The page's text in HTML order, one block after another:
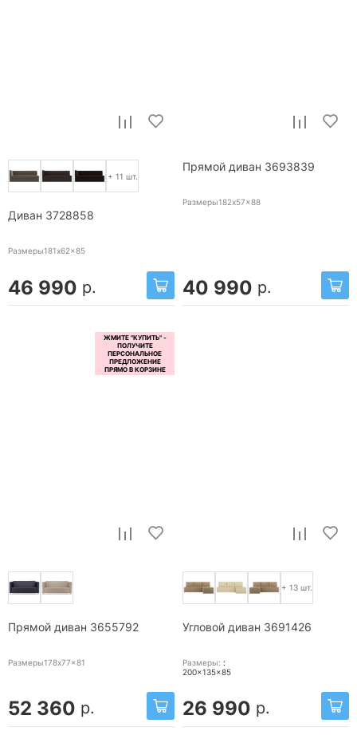
+ 11 шт.
Диван 3728858
Размеры181x62x85
46 990 р.
Прямой диван 3693839
Размеры182x57x88
40 990 р.
Прямой диван 3655792
Размеры178x77x81
52 360 р.
+ 13 шт.
Угловой диван 3691426
Размеры: :
200x135x85
26 990 р.